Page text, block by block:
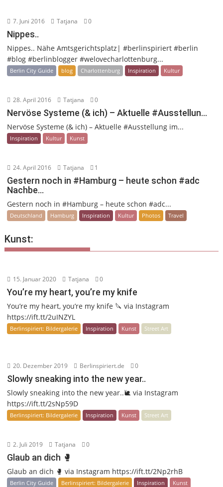
7. Juni 2016 Tatjana 0
Nippes..
Nippes.. Nähe Amtsgerichtsplatz| #berlinspiriert #berlin
#blog #berlinblogger #welovecharlottenburg...
Berlin City Guide blog Charlottenburg Inspiration Kultur
28. April 2016 Tatjana 0
Nervöse Systeme (& ich) – Aktuelle #Ausstellun…
Nervöse Systeme (& ich) – Aktuelle #Ausstellung im...
Inspiration Kultur Kunst
24. April 2016 Tatjana 1
Gestern noch in #Hamburg – heute schon #adc
Nachbe…
Gestern noch in #Hamburg – heute schon #adc...
Deutschland Hamburg Inspiration Kultur Photos Travel
Kunst:
15. Januar 2020 Tatjana 0
You’re my heart, you’re my knife
You’re my heart, you’re my knife 🔪 via Instagram
https://ift.tt/2uINZYL
Berlinspiriert: Bildergalerie Inspiration Kunst Street Art
20. Dezember 2019 Berlinspiriert.de 0
Slowly sneaking into the new year..
Slowly sneaking into the new year..🐌 via Instagram
https://ift.tt/2sNp59D
Berlinspiriert: Bildergalerie Inspiration Kunst Street Art
2. Juli 2019 Tatjana 0
Glaub an dich 🥊
Glaub an dich 🥊 via Instagram https://ift.tt/2Np2rhB
Berlin City Guide Berlinspiriert: Bildergalerie Inspiration
Kunst